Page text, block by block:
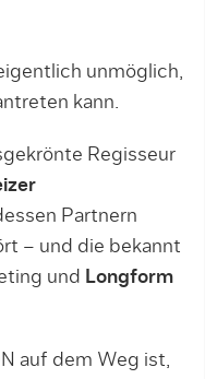
unmöglich,
kann.
Regisseur
Partnern
– und die bekannt
und Longform
auf dem Weg ist,